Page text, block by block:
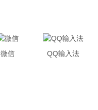
微信 QQ输入法